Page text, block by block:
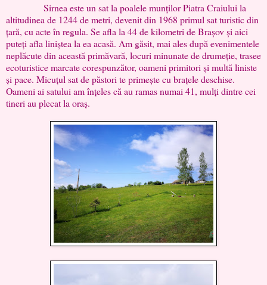
Sirnea este un sat la poalele munților Piatra Craiului la
altitudinea de 1244 de metri, devenit din 1968 primul sat turistic din
țară, cu acte în regula. Se afla la 44 de kilometri de Brașov și aici
puteți afla liniștea la ea acasă. Am găsit, mai ales după evenimentele
neplăcute din această primăvară, locuri minunate de drumeție, trasee
ecoturistice marcate corespunzător, oameni primitori și multă liniste
și pace. Micuțul sat de păstori te primește cu brațele deschise.
Oameni ai satului am înțeles că au ramas numai 41, mulți dintre cei
tineri au plecat la oraș.